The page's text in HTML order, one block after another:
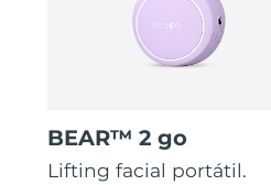
BEAR™ 2 go
Lifting facial portátil.